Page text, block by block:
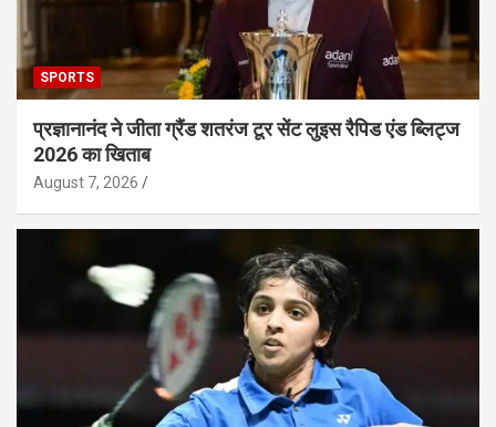
SPORTS
प्रज्ञानानंद ने जीता ग्रैंड शतरंज टूर सेंट लुइस रैपिड एंड ब्लिट्ज
2026 का खिताब
August 7, 2026